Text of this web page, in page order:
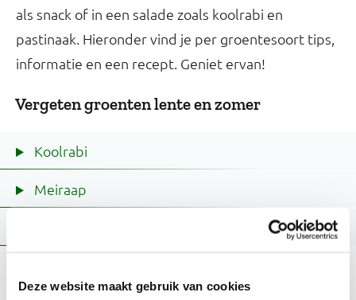
Deze website maakt gebruik van cookies
als snack of in een salade zoals koolrabi en
pastinaak. Hieronder vind je per groentesoort tips,
informatie en een recept. Geniet ervan!
Vergeten groenten lente en zomer
Koolrabi
Meiraap
Receptinspiratie